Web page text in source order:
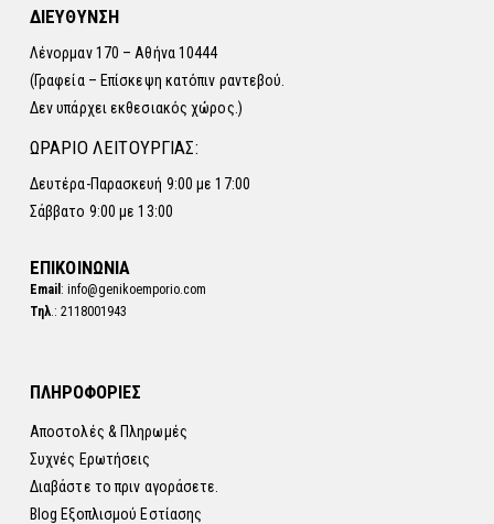
ΔΙΕΥΘΥΝΣΗ
Λένορμαν 170 – Αθήνα 10444
(Γραφεία – Επίσκεψη κατόπιν ραντεβού.
Δεν υπάρχει εκθεσιακός χώρος.)
ΩΡΑΡΙΟ ΛΕΙΤΟΥΡΓΙΑΣ:
Δευτέρα-Παρασκευή 9:00 με 17:00
Σάββατο 9:00 με 13:00
ΕΠΙΚΟΙΝΩΝΙΑ
Email : info@genikoemporio.com
Τηλ.: 2118001943
ΠΛΗΡΟΦΟΡΙΕΣ
Αποστολές & Πληρωμές
Συχνές Ερωτήσεις
Διαβάστε το πριν αγοράσετε.
Blog Εξοπλισμού Εστίασης